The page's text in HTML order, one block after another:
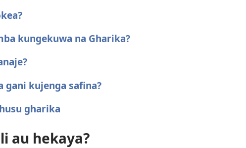
kungekuwa na Gharika?
gani kujenga safina?
gharika
au hekaya?